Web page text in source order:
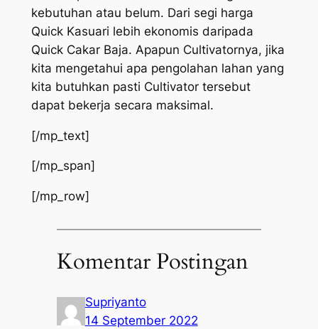
kebutuhan atau belum. Dari segi harga
Quick Kasuari lebih ekonomis daripada
Quick Cakar Baja. Apapun Cultivatornya, jika
kita mengetahui apa pengolahan lahan yang
kita butuhkan pasti Cultivator tersebut
dapat bekerja secara maksimal.
[/mp_text]
[/mp_span]
[/mp_row]
Komentar Postingan
Supriyanto
14 September 2022